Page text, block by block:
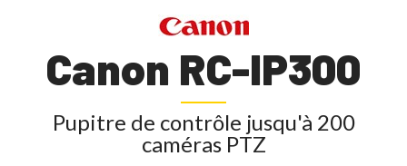
Canon RC-IP300
Pupitre de contrôle jusqu'à 200
caméras PTZ